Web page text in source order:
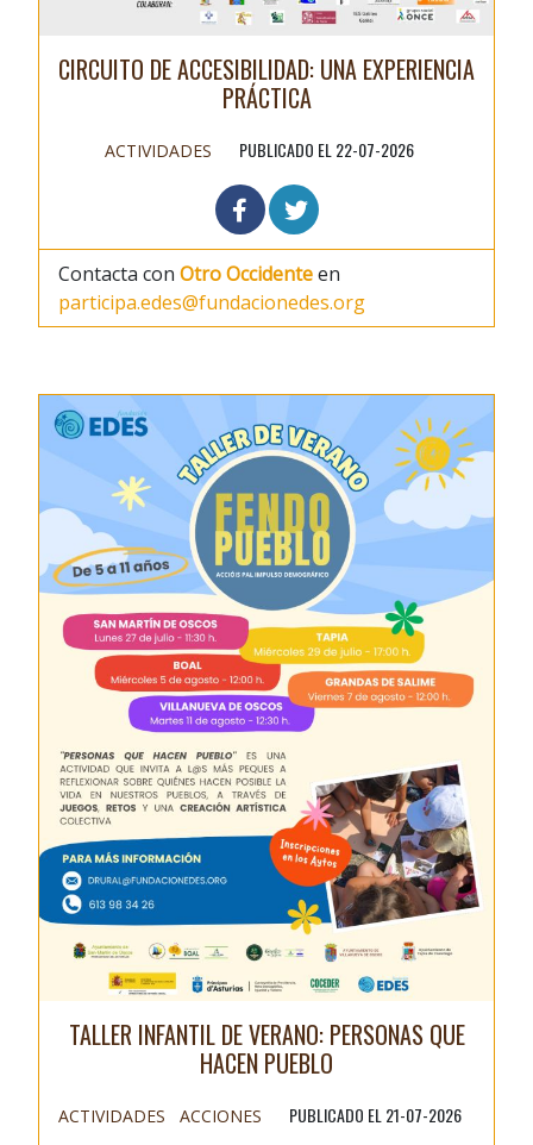
CIRCUITO DE ACCESIBILIDAD: UNA EXPERIENCIA
PRÁCTICA
ACTIVIDADES PUBLICADO EL 22-07-2026
Contacta con Otro Occidenteen
participa.edes@fundacionedes.org
TALLER INFANTIL DE VERANO: PERSONAS QUE
HACEN PUEBLO
ACTIVIDADES ACCIONES PUBLICADO EL 21-07-2026